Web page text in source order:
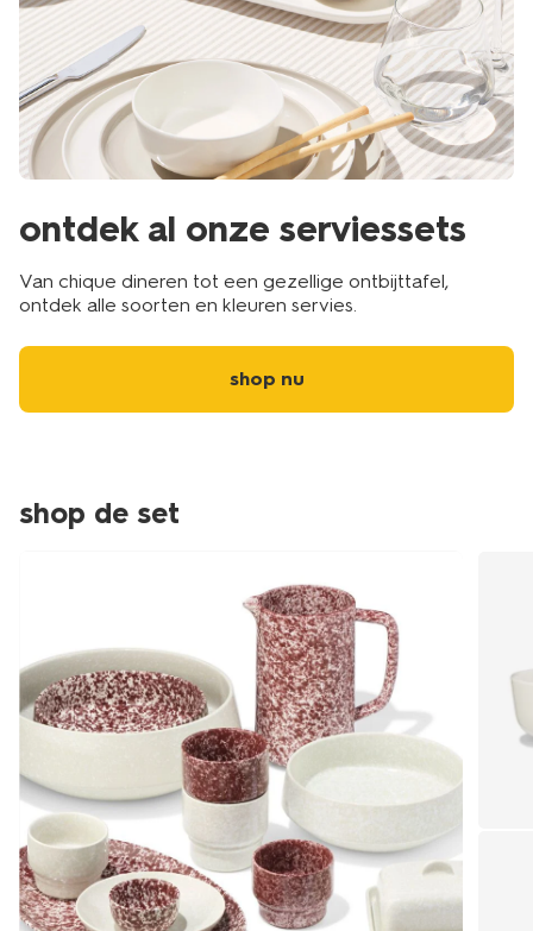
ontdek al onze serviessets
Van chique dineren tot een gezellige ontbijttafel,
ontdek alle soorten en kleuren servies.
shop nu
shop de set